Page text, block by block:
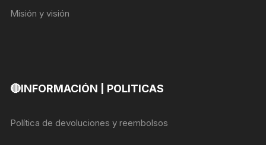
Misión y visión
🔴INFORMACIÓN | POLITICAS
Política de devoluciones y reembolsos